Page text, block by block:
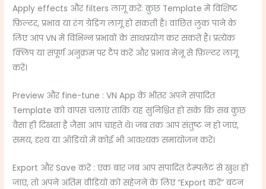
Apply effects और filters लागू करें: कुछ Template में विशिष्ट
फ़िल्टर, प्रभाव या रंग ग्रेडिंग लागू हो सकती है। वांछित लुक पाने के
लिए आप VN में विभिन्न प्रभावों के साथप्रयोग कर सकते हैं। प्रत्येक
क्लिप या संपूर्ण अनुक्रम पर टैप करें और प्रभाव मेनू से फ़िल्टर लागू
करें।
Preview और fine-tune : VN App के भीतर अपने संपादित
Template को वापस चलाएं ताकि यह सुनिश्चित हो सके कि सब कुछ
वैसा ही दिखता है जैसा आप चाहते थे। जब तक आप संतुष्ट न हो जाएं,
समय, दृश्य या ऑडियो में कोई भी आवश्यक समायोजन करें।
Export और Save करें : एक बार जब आप संपादित टेम्पलेट से खुश हो
जाएं, तो अपने अंतिम वीडियो को सहेजने के लिए “Export करें” बटन